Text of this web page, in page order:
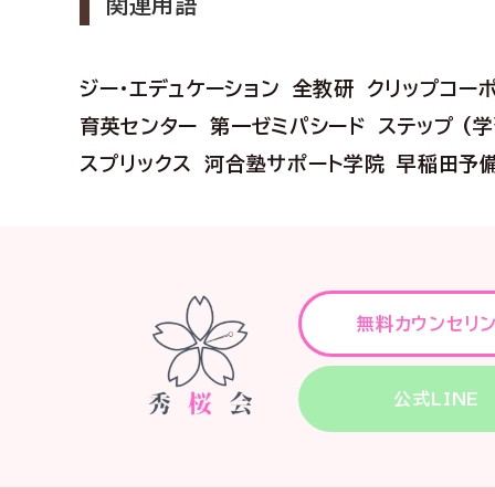
関連用語
ジー・エデュケーション 全教研
クリップコー
育英センター
第一ゼミパシード
ステップ (
スプリックス
河合塾サポート学院 早稲田予
無料カウンセリ
公式LINE